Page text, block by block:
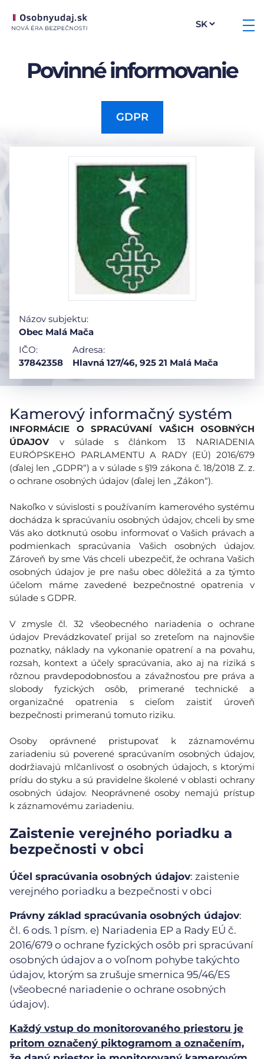
Povinné informovanie
GDPR
Názov subjektu:
Obec Malá Mača
IČO:
37842358
Adresa:
Hlavná 127/46, 925 21 Malá Mača
Kamerový informačný systém
INFORMÁCIE O SPRACÚVANÍ VAŠICH OSOBNÝCH
ÚDAJOV v súlade s článkom 13 NARIADENIA
EURÓPSKEHO PARLAMENTU A RADY (EÚ) 2016/679
(ďalej len „GDPR“) a v súlade s §19 zákona č. 18/2018 Z. z.
o ochrane osobných údajov (ďalej len „Zákon“).
Nakoľko v súvislosti s používaním kamerového systému
dochádza k spracúvaniu osobných údajov, chceli by sme
Vás ako dotknutú osobu informovať o Vašich právach a
podmienkach spracúvania Vašich osobných údajov.
Zároveň by sme Vás chceli ubezpečiť, že ochrana Vašich
osobných údajov je pre našu obec dôležitá a za týmto
účelom máme zavedené bezpečnostné opatrenia v
súlade s GDPR.
V zmysle čl. 32 všeobecného nariadenia o ochrane
údajov Prevádzkovateľ prijal so zreteľom na najnovšie
poznatky, náklady na vykonanie opatrení a na povahu,
rozsah, kontext a účely spracúvania, ako aj na riziká s
rôznou pravdepodobnosťou a závažnosťou pre práva a
slobody fyzických osôb, primerané technické a
organizačné opatrenia s cieľom zaistiť úroveň
bezpečnosti primeranú tomuto riziku.
Osoby oprávnené pristupovať k záznamovému
zariadeniu sú poverené spracúvaním osobných údajov,
dodržiavajú mlčanlivosť o osobných údajoch, s ktorými
prídu do styku a sú pravidelne školené v oblasti ochrany
osobných údajov. Neoprávnené osoby nemajú prístup
k záznamovému zariadeniu.
Zaistenie verejného poriadku a
bezpečnosti v obci
Účel spracúvania osobných údajov: zaistenie
verejného poriadku a bezpečnosti v obci
Právny základ spracúvania osobných údajov:
čl. 6 ods. 1 písm. e) Nariadenia EP a Rady EÚ č.
2016/679 o ochrane fyzických osôb pri spracúvaní
osobných údajov a o voľnom pohybe takýchto
údajov, ktorým sa zrušuje smernica 95/46/ES
(všeobecné nariadenie o ochrane osobných
údajov).
Každý vstup do monitorovaného priestoru je
pritom označený piktogramom a označením,